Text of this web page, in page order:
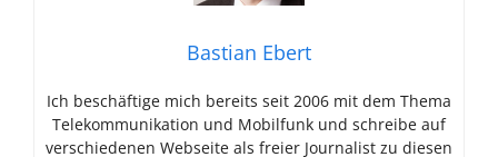
Bastian Ebert
Ich beschäftige mich bereits seit 2006 mit dem Thema
Telekommunikation und Mobilfunk und schreibe auf
verschiedenen Webseite als freier Journalist zu diesen